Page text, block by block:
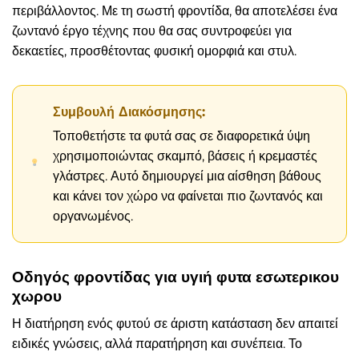
περιβάλλοντος. Με τη σωστή φροντίδα, θα αποτελέσει ένα
ζωντανό έργο τέχνης που θα σας συντροφεύει για
δεκαετίες, προσθέτοντας φυσική ομορφιά και στυλ.
Συμβουλή Διακόσμησης:
Τοποθετήστε τα φυτά σας σε διαφορετικά ύψη
χρησιμοποιώντας σκαμπό, βάσεις ή κρεμαστές
γλάστρες. Αυτό δημιουργεί μια αίσθηση βάθους
και κάνει τον χώρο να φαίνεται πιο ζωντανός και
οργανωμένος.
Οδηγός φροντίδας για υγιή φυτα εσωτερικου
χωρου
Η διατήρηση ενός φυτού σε άριστη κατάσταση δεν απαιτεί
ειδικές γνώσεις, αλλά παρατήρηση και συνέπεια. Το